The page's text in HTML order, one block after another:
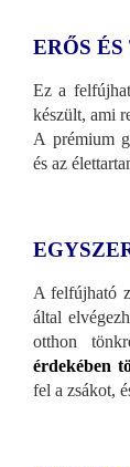
ERŐS
Ez a
készült, ami
A prémium
és az
A felfújható
által
otthon
érdekében
fel a zsákot,